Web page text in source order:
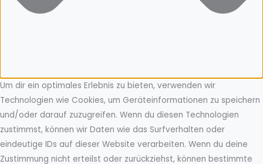
Um dir ein optimales Erlebnis zu bieten, verwenden wir
Technologien wie Cookies, um Geräteinformationen zu speichern
und/oder darauf zuzugreifen. Wenn du diesen Technologien
zustimmst, können wir Daten wie das Surfverhalten oder
eindeutige IDs auf dieser Website verarbeiten. Wenn du deine
Zustimmung nicht erteilst oder zurückziehst, können bestimmte